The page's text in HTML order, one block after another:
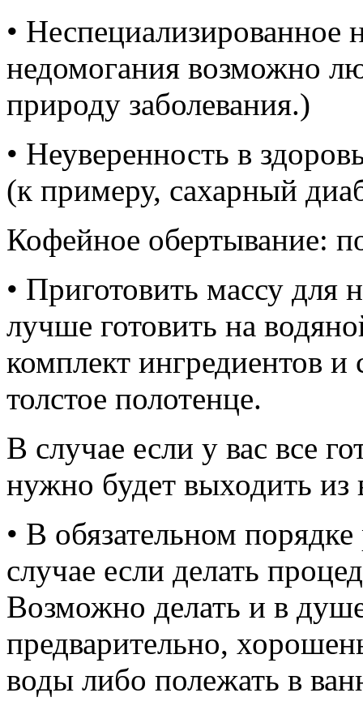
• Неспециализированное
недомогания возможно
природу заболевания.)
• Неуверенность в
(к примеру, сахарный
Кофейное обертывание:
• Приготовить массу для
лучше готовить на
комплект ингредиентов и
толстое полотенце.
В случае если у вас все
нужно будет выходить из
• В обязательном
случае если делать
Возможно делать и в
предварительно,
воды либо полежать в